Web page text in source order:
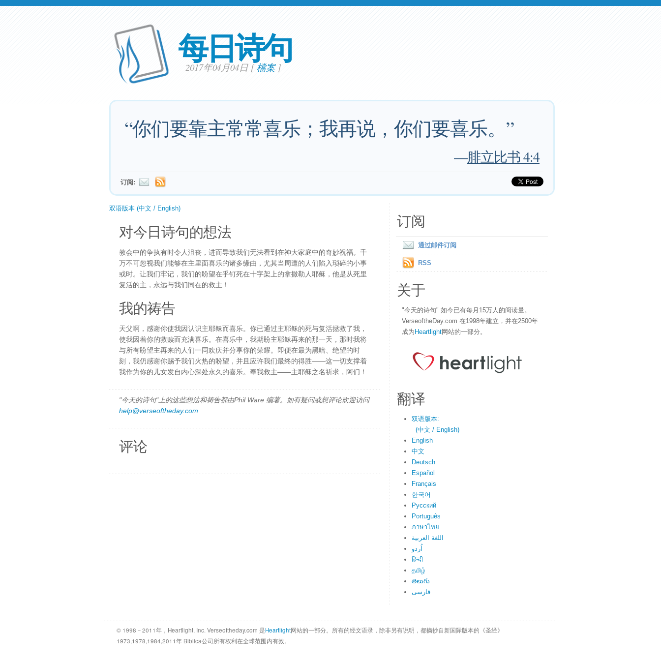
每日诗句
2017年04月04日 [檔案]
“你们要靠主常常喜乐；我再说，你们要喜乐。”
—腓立比书 4:4
订阅:
双语版本 (中文 / English)
对今日诗句的想法
教会中的争执有时令人沮丧，进而导致我们无法看到在神大家庭中的奇妙祝福。千
万不可忽视我们能够在主里面喜乐的诸多缘由，尤其当周遭的人们陷入琐碎的小事
或时。让我们牢记，我们的盼望在乎钉死在十字架上的拿撒勒人耶稣，他是从死里
复活的主，永远与我们同在的救主！
我的祷告
天父啊，感谢你使我因认识主耶稣而喜乐。你已通过主耶稣的死与复活拯救了我，
使我因着你的救赎而充满喜乐。在喜乐中，我期盼主耶稣再来的那一天，那时我将
与所有盼望主再来的人们一同欢庆并分享你的荣耀。即便在最为黑暗、绝望的时
刻，我仍感谢你赐予我们火热的盼望，并且应许我们最终的得胜——这一切支撑着
我作为你的儿女发自内心深处永久的喜乐。奉我救主——主耶稣之名祈求，阿们！
"今天的诗句"上的这些想法和祷告都由Phil Ware 编著。如有疑问或想评论欢迎访问
help@verseoftheday.com
评论
订阅
通过邮件订阅
RSS
关于
"今天的诗句" 如今已有每月15万人的阅读量。
VerseoftheDay.com 在1998年建立，并在2500年
成为 Heartlight网站的一部分。
翻译
双语版本:
(中文 / English)
English
中文
Deutsch
Español
Français
한국어
Русский
Português
ภาษาไทย
اللغة العربية
اُردو
हिन्दी
தமிழ்
తెలుగు
فارسی
© 1998－2011年，Heartlight, Inc. Verseoftheday.com 是Heartlight网站的一部分。所有的经文语录，除非另有说明，都摘抄自新国际版本的《圣经》
1973,1978,1984,2011年 Biblica公司所有权利在全球范围内有效。